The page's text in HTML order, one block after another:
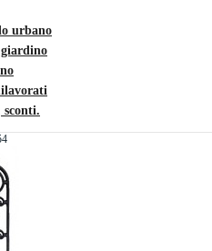
urbano
giardino
sconti.